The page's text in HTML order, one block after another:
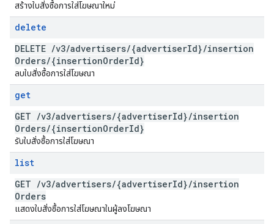
สร้างใบสั่งซื้อการใส่โฆษณาใหม่
delete
DELETE /v3/advertisers/{advertiserId}/insertion
Orders/{insertionOrderId}
ลบใบสั่งซื้อการใส่โฆษณา
get
GET /v3/advertisers/{advertiserId}/insertion
Orders/{insertionOrderId}
รับใบสั่งซื้อการใส่โฆษณา
list
GET /v3/advertisers/{advertiserId}/insertion
Orders
แสดงใบสั่งซื้อการใส่โฆษณาในผู้ลงโฆษณา